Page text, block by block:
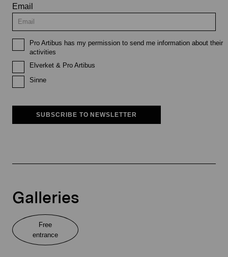
Email
Pro Artibus has my permission to send me information about their
activities
Elverket & Pro Artibus
Sinne
SUBSCRIBE TO NEWSLETTER
Galleries
Free
entrance